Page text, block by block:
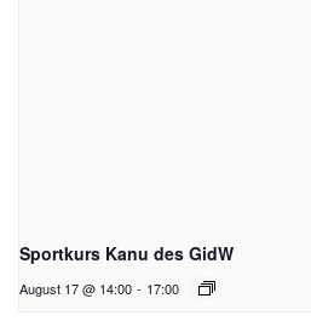
Sportkurs Kanu des GidW
August 17 @ 14:00 - 17:00